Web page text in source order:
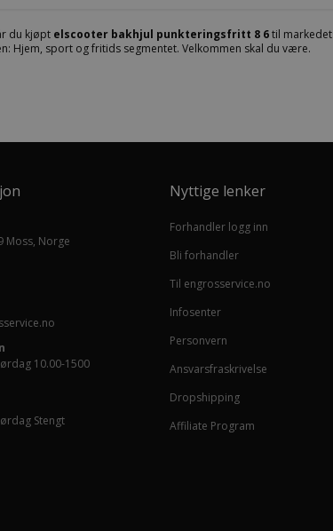
du kjøpt elscooter bakhjul punkteringsfritt 8 6til
Hjem, sport og fritids segmentet. Velkommen skal du være.
Moss, Norge
10.00-1500
Stengt
Nyttige lenker
Forhandler logg inn
Bli forhandler
Til engrosservice.no
Infosenter
Personvern
Ansvarsfraskrivelse
Dropshipping
Affiliate Program